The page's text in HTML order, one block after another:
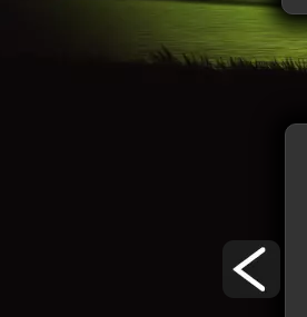
közt tudjon edzeni, szükség esetén
kell kötnöd a gatyád és minden kapitányi
Ebben a labdarúgás világát idéző
hogy érvényesülj. Ne becsüld le a többi